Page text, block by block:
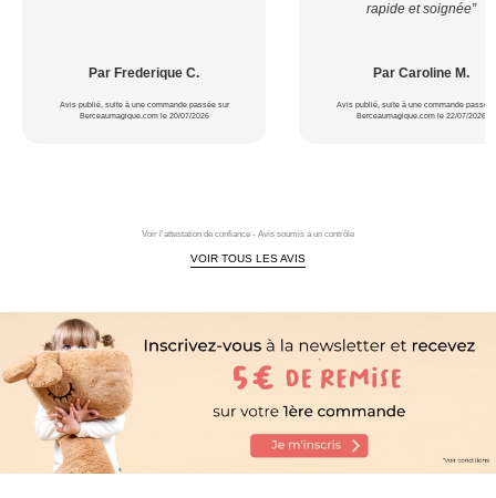
Par Frederique C.
Avis publié, suite à une commande passée sur
Berceaumagique.com le 20/07/2026
rapide et soignée”
Par Caroline M.
Avis publié, suite à une commande passée
Berceaumagique.com le 22/07/2026
Voir l'attestation de confiance - Avis soumis à un contrôle
VOIR TOUS LES AVIS